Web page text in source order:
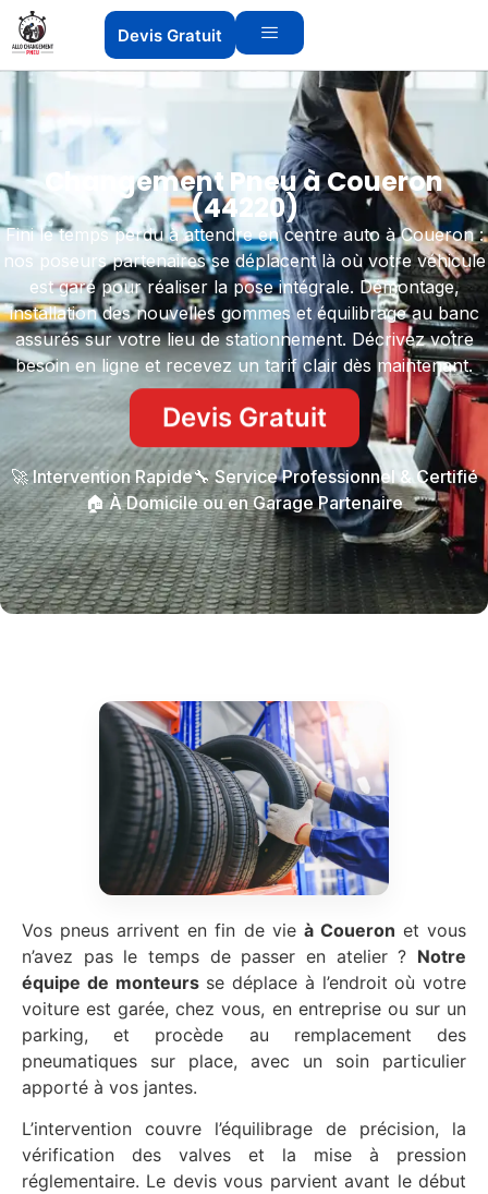
Devis Gratuit
Changement Pneu à Coueron
(44220)
Fini le temps perdu à attendre en centre auto à Coueron :
nos poseurs partenaires se déplacent là où votre véhicule
est garé pour réaliser la pose intégrale. Démontage,
installation des nouvelles gommes et équilibrage au banc
assurés sur votre lieu de stationnement. Décrivez votre
besoin en ligne et recevez un tarif clair dès maintenant.
Devis Gratuit
🚀 Intervention Rapide🔧 Service Professionnel & Certifié
🏠 À Domicile ou en Garage Partenaire
Vos pneus arrivent en fin de vie à Coueron et vous
n’avez pas le temps de passer en atelier ? Notre
équipe de monteursse déplace à l’endroit où votre
voiture est garée, chez vous, en entreprise ou sur un
parking, et procède au remplacement des
pneumatiques sur place, avec un soin particulier
apporté à vos jantes.
L’intervention couvre l’équilibrage de précision, la
vérification des valves et la mise à pression
réglementaire. Le devis vous parvient avant le début